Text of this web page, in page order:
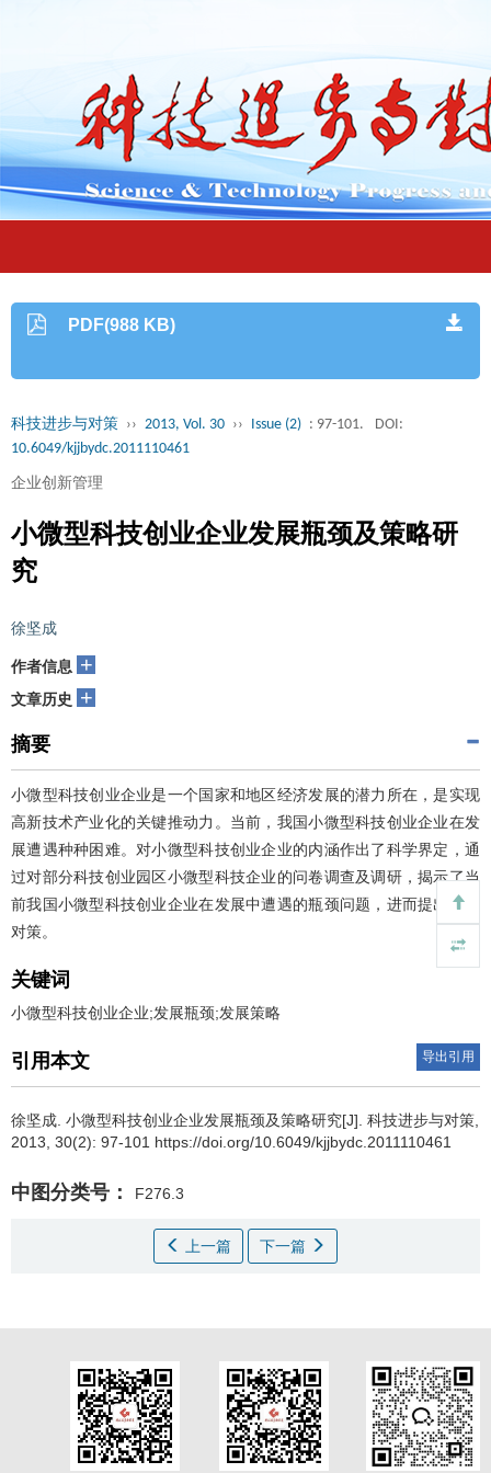
PDF(988 KB)
科技进步与对策 ›› 2013, Vol. 30 ›› Issue (2) : 97-101.
DOI:
10.6049/kjjbydc.2011110461
企业创新管理
小微型科技创业企业发展瓶颈及策略研
究
徐坚成
作者信息 +
文章历史 +
摘要
小微型科技创业企业是一个国家和地区经济发展的潜力所在，是实现
高新技术产业化的关键推动力。当前，我国小微型科技创业企业在发
展遭遇种种困难。对小微型科技创业企业的内涵作出了科学界定，通
过对部分科技创业园区小微型科技企业的问卷调查及调研，揭示了当
前我国小微型科技创业企业在发展中遭遇的瓶颈问题，进而提出解决
对策。
关键词
小微型科技创业企业;发展瓶颈;发展策略
引用本文 导出引用
徐坚成 小微型科技创业企业发展瓶颈及策略研究[J]. 科技进步与对策,
2013, 30(2): 97-101 https://doi.org/10.6049/kjjbydc.2011110461
中图分类号： F276.3
上一篇 下一篇